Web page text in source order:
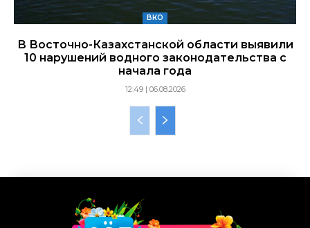
ВКО
В Восточно-Казахстанской области выявили
10 нарушений водного законодательства с
начала года
12:49 | 06.08.2026